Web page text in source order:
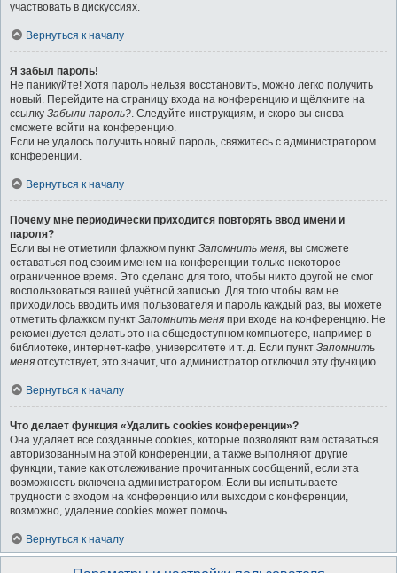
участвовать в дискуссиях.
Вернуться к началу
Я забыл пароль!
Не паникуйте! Хотя пароль нельзя восстановить, можно легко получить
новый. Перейдите на страницу входа на конференцию и щёлкните на
ссылку Забыли пароль?. Следуйте инструкциям, и скоро вы снова
сможете войти на конференцию.
Если не удалось получить новый пароль, свяжитесь с администратором
конференции.
Вернуться к началу
Почему мне периодически приходится повторять ввод имени и
пароля?
Если вы не отметили флажком пункт Запомнить меня, вы сможете
оставаться под своим именем на конференции только некоторое
ограниченное время. Это сделано для того, чтобы никто другой не смог
воспользоваться вашей учётной записью. Для того чтобы вам не
приходилось вводить имя пользователя и пароль каждый раз, вы можете
отметить флажком пункт Запомнить меня при входе на конференцию. Не
рекомендуется делать это на общедоступном компьютере, например в
библиотеке, интернет-кафе, университете и т. д. Если пункт Запомнить
меня отсутствует, это значит, что администратор отключил эту функцию.
Вернуться к началу
Что делает функция «Удалить cookies конференции»?
Она удаляет все созданные cookies, которые позволяют вам оставаться
авторизованным на этой конференции, а также выполняют другие
функции, такие как отслеживание прочитанных сообщений, если эта
возможность включена администратором. Если вы испытываете
трудности с входом на конференцию или выходом с конференции,
возможно, удаление cookies может помочь.
Вернуться к началу